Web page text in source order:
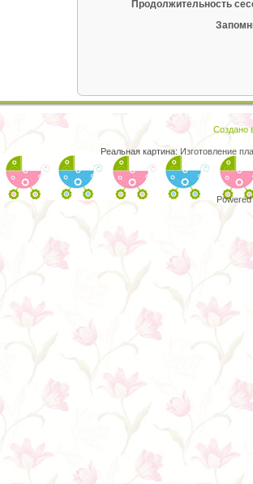
Продолжительность
Создано
Реальная картина: Изготовление